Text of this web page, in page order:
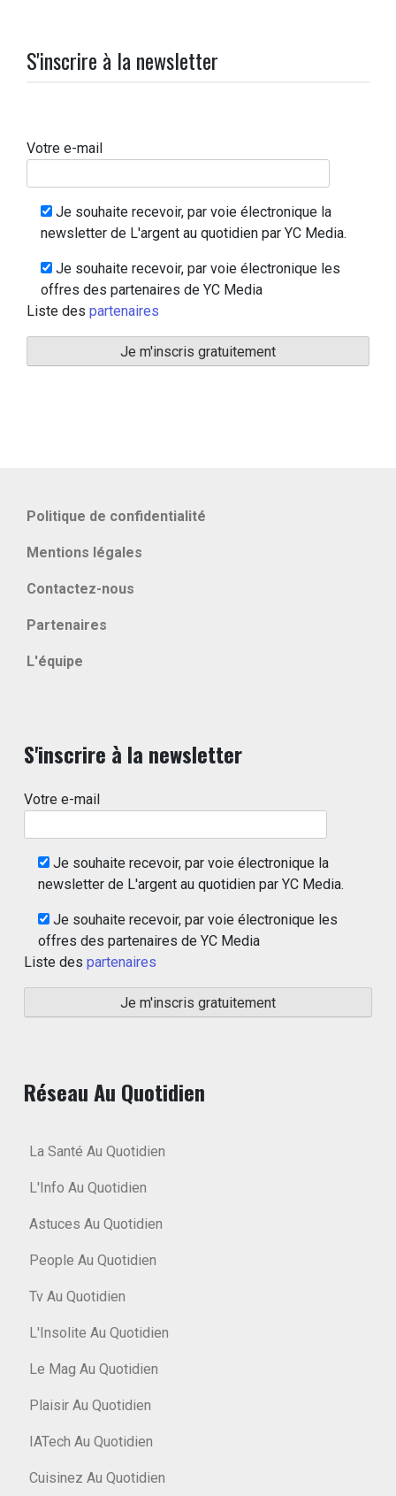
S'inscrire à la newsletter
Votre e-mail
Je souhaite recevoir, par voie électronique la
newsletter de L'argent au quotidien par YC Media.
Je souhaite recevoir, par voie électronique les
offres des partenaires de YC Media
Liste des partenaires
Politique de confidentialité
Mentions légales
Contactez-nous
Partenaires
L'équipe
S'inscrire à la newsletter
Votre e-mail
Je souhaite recevoir, par voie électronique la
newsletter de L'argent au quotidien par YC Media.
Je souhaite recevoir, par voie électronique les
offres des partenaires de YC Media
Liste des partenaires
Réseau Au Quotidien
La Santé Au Quotidien
L'Info Au Quotidien
Astuces Au Quotidien
People Au Quotidien
Tv Au Quotidien
L'Insolite Au Quotidien
Le Mag Au Quotidien
Plaisir Au Quotidien
IATech Au Quotidien
Cuisinez Au Quotidien